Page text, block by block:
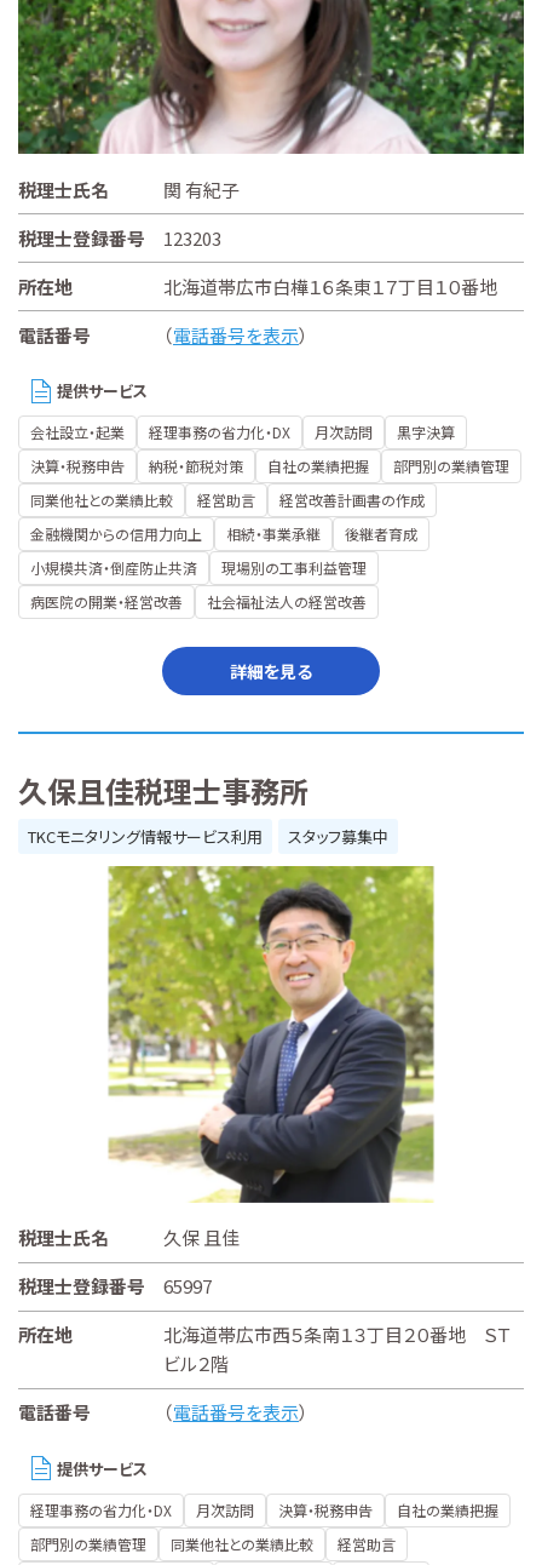
税理士氏名
関 有紀子
税理士登録番号
123203
所在地
北海道帯広市白樺１６条東１７丁目１０番地
電話番号
（電話番号を表示）
提供サービス
会社設立・起業 経理事務の省力化・DX 月次訪問
黒字決算
決算・税務申告
納税・節税対策 自社の業績把握
部門別の業績管理
同業他社との業績比較
経営助言
経営改善計画書の作成
金融機関からの信用力向上
相続・事業承継
後継者育成
小規模共済・倒産防止共済
現場別の工事利益管理
病医院の開業・経営改善
社会福祉法人の経営改善
詳細を見る
久保且佳税理士事務所
TKCモニタリング情報サービス利用 スタッフ募集中
税理士氏名
久保 且佳
税理士登録番号
65997
所在地
北海道帯広市西５条南１３丁目２０番地 ＳＴ
ビル２階
電話番号
（電話番号を表示）
提供サービス
経理事務の省力化・DX 月次訪問 決算・税務申告
自社の業績把握
部門別の業績管理
同業他社との業績比較
経営助言